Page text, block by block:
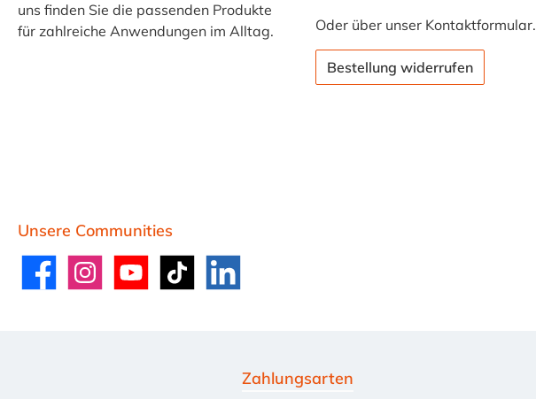
uns finden Sie die passenden Produkte
für zahlreiche Anwendungen im Alltag.
Oder über unser Kontaktformular.
Bestellung widerrufen
Unsere Communities
FacebookInstagramYouTube TikTok LinkedIn
Zahlungsarten